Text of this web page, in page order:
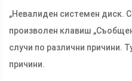
„Невалиден системен диск.
произволен клавиш
случи по различни причини.
причини.